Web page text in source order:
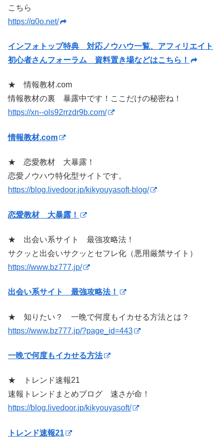
こちら
https://q0o.net/
インフォトップ特典 対応ノウハウ一覧、アフィリエイト
初心者さんフォーラム 資料置き場などはこちら！
★ 情報教材.com
情報教材の裏 暴露中です！ここだけの秘密ね！
https://xn--ols92rrzdr9b.com/
情報教材.com
★ 恋愛教材 大暴露！
恋愛ノウハウ特化型サイトです。
https://blog.livedoor.jp/kikyouyasoft-blog/
恋愛教材 大暴露！
★ 出会い系サイト 最強攻略法！
サクッと出会いサクッとセフレ化（悪用厳禁サイト）
https://www.bz777.jp/
出会い系サイト 最強攻略法！
★ 知りたい？ 一晩で何度もイカせる方法とは？
https://www.bz777.jp/?page_id=443
一晩で何度もイカせる方法
★ トレンド速報21
速報トレンドまとめブログ 速さが命！
https://blog.livedoor.jp/kikyouyasoft/
トレンド速報21